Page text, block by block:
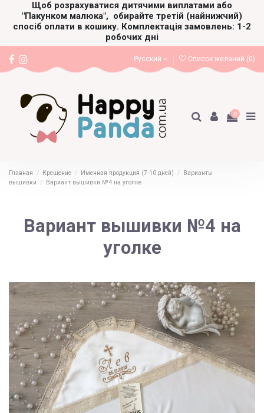
Щоб розрахуватися дитячими виплатами або
"Пакунком малюка", обирайте третій (найнижчий)
спосіб оплати в кошику. Комплектація замовлень: 1-2
робочих дні
Русский Список желаний (0)
0
Главная Крещение Именная продукция (7-10 дней)
Варианты
вышивки
Вариант вышивки №4 на уголке
Вариант вышивки №4 на
уголке